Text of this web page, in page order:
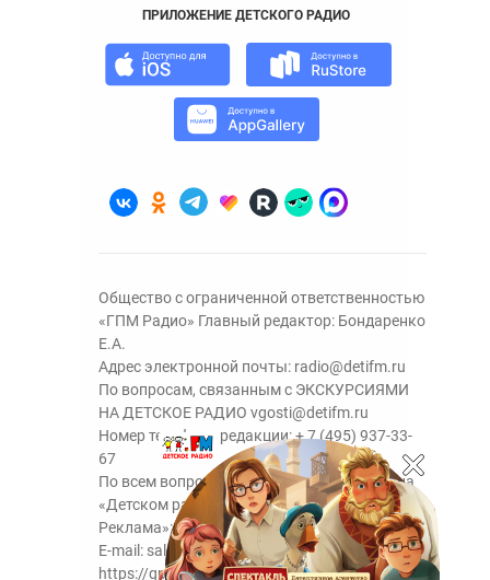
ПРИЛОЖЕНИЕ ДЕТСКОГО РАДИО
Общество с ограниченной ответственностью
«ГПМ Радио» Главный редактор: Бондаренко
Е.А.
Адрес электронной почты: radio@detifm.ru
По вопросам, связанным с ЭКСКУРСИЯМИ
НА ДЕТСКОЕ РАДИО vgosti@detifm.ru
Номер телефона редакции:+ 7 (495) 937-33-
67
По всем вопросам размещения рекламы на
«Детском радио» - сейлз-хаус «ГПМ
Реклама»:+7 (495) 921-40-41
E-mail: sales@gazprom-media.ru
https://gpmsaleshouse.ru/